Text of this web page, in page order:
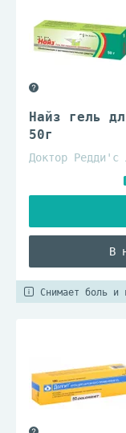
Найз гель
50г
Доктор Редди'с
В
Снимает боль и